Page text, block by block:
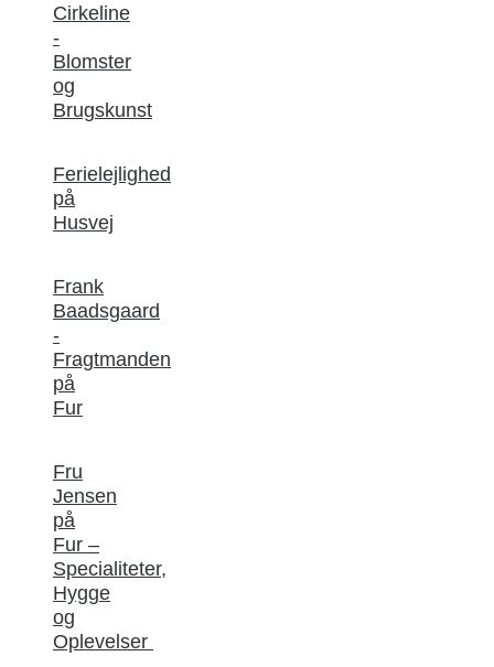
Cirkeline
-
Blomster
og
Brugskunst
Ferielejlighed
på
Husvej
Frank
Baadsgaard
-
Fragtmanden
på
Fur
Fru
Jensen
på
Fur –
Specialiteter,
Hygge
og
Oplevelser